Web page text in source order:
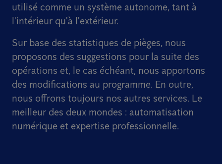
utilisé comme un système autonome, tant à
l'intérieur qu'à l'extérieur.
Sur base des statistiques de pièges, nous
proposons des suggestions pour la suite des
opérations et, le cas échéant, nous apportons
des modifications au programme. En outre,
nous offrons toujours nos autres services. Le
meilleur des deux mondes : automatisation
numérique et expertise professionnelle.